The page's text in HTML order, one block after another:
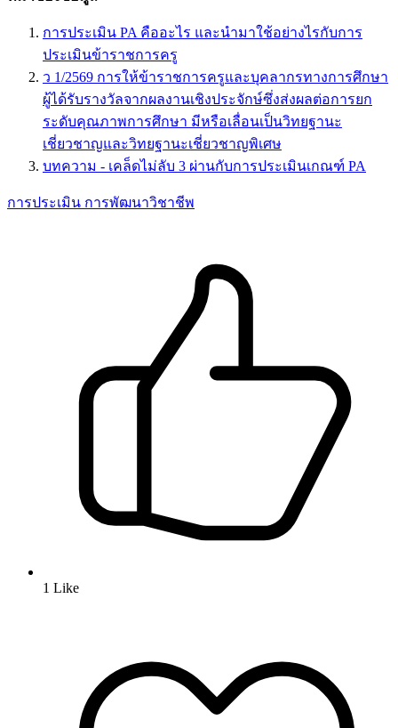
การประเมิน PA คืออะไร และนำมาใช้อย่างไรกับการ
ประเมินข้าราชการครู
ว 1/2569 การให้ข้าราชการครูและบุคลากรทางการศึกษา
ผู้ได้รับรางวัลจากผลงานเชิงประจักษ์ซึ่งส่งผลต่อการยก
ระดับคุณภาพการศึกษา มีหรือเลื่อนเป็นวิทยฐานะ
เชี่ยวชาญและวิทยฐานะเชี่ยวชาญพิเศษ
บทความ - เคล็ดไม่ลับ 3 ผ่านกับการประเมินเกณฑ์ PA
การประเมิน การพัฒนาวิชาชีพ
1 Like